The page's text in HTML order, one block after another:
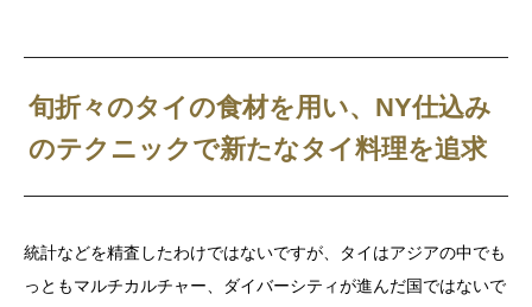
旬折々のタイの食材を用い、NY仕込み
のテクニックで新たなタイ料理を追求
統計などを精査したわけではないですが、タイはアジアの中でも
っともマルチカルチャー、ダイバーシティが進んだ国ではないで